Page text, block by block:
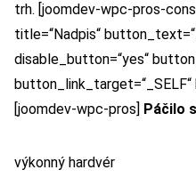
trh. [joomdev-wpc-pros-
title=“Nadpis“
disable_button=“yes“
[joomdev-wpc-pros]
Páčilo
výkonný hardvér